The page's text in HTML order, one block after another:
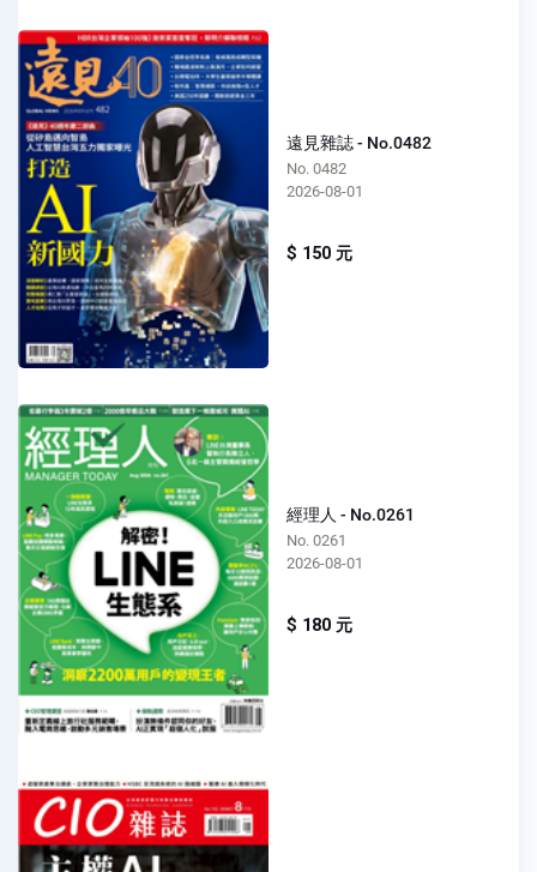
遠見雜誌 - No.0482
No. 0482
2026-08-01
$ 150 元
經理人 - No.0261
No. 0261
2026-08-01
$ 180 元